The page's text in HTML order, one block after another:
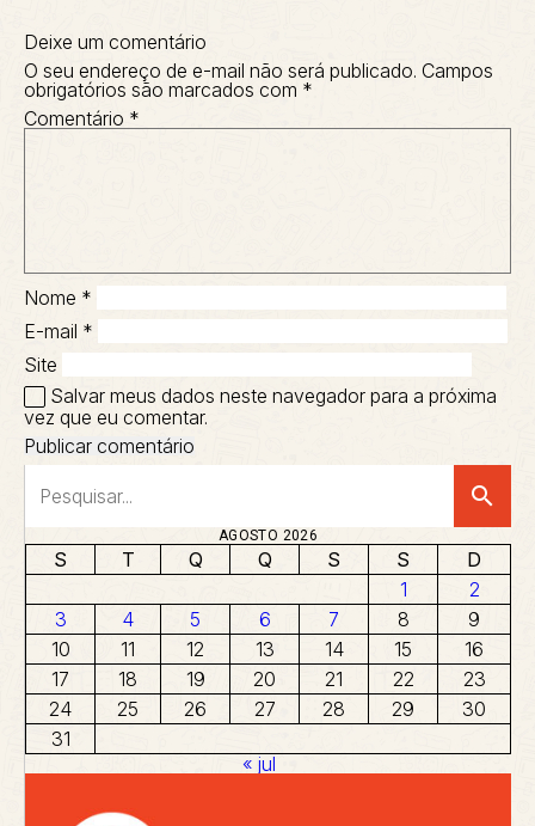
Deixe um comentário
O seu endereço de e-mail não será publicado. Campos
obrigatórios são marcados com *
Comentário *
Nome *
E-mail *
Site
Salvar meus dados neste navegador para a próxima
vez que eu comentar.
search
AGOSTO 2026
S T Q Q S S
D
1
2
3
4 5 6 7 8
9
10
11 12 13 14 15
16
17
18 19 20 21 22
23
24
25 26 27 28 29
30
31
« jul